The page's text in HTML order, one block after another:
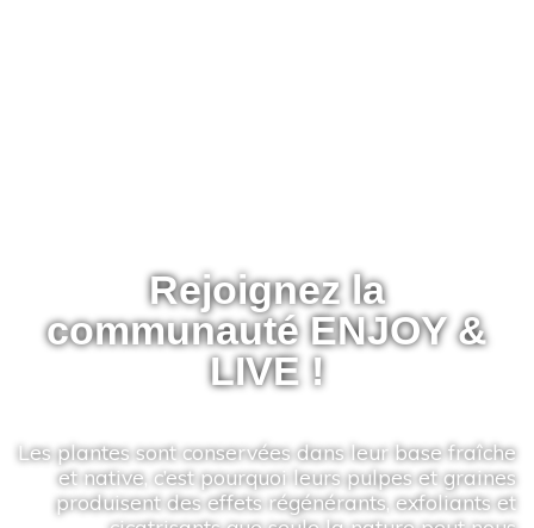
Rejoignez la
communauté ENJOY &
LIVE !
Les plantes sont conservées dans leur base fraîche
et native, c’est pourquoi leurs pulpes et graines
produisent des effets régénérants, exfoliants et